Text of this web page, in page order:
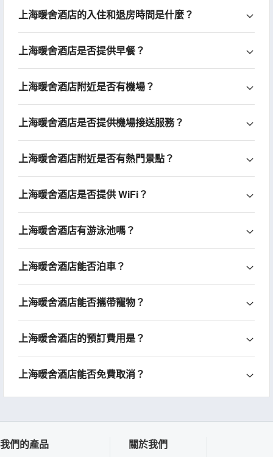
上海暖舍酒店的入住和退房時間是什麼？
上海暖舍酒店是否提供早餐？
上海暖舍酒店附近是否有機場？
上海暖舍酒店是否提供機場接送服務？
上海暖舍酒店附近是否有熱門景點？
上海暖舍酒店是否提供 WiFi？
上海暖舍酒店有游泳池嗎？
上海暖舍酒店能否泊車？
上海暖舍酒店能否攜帶寵物？
上海暖舍酒店的預訂費用是？
上海暖舍酒店能否免費取消？
我們的產品 關於我們